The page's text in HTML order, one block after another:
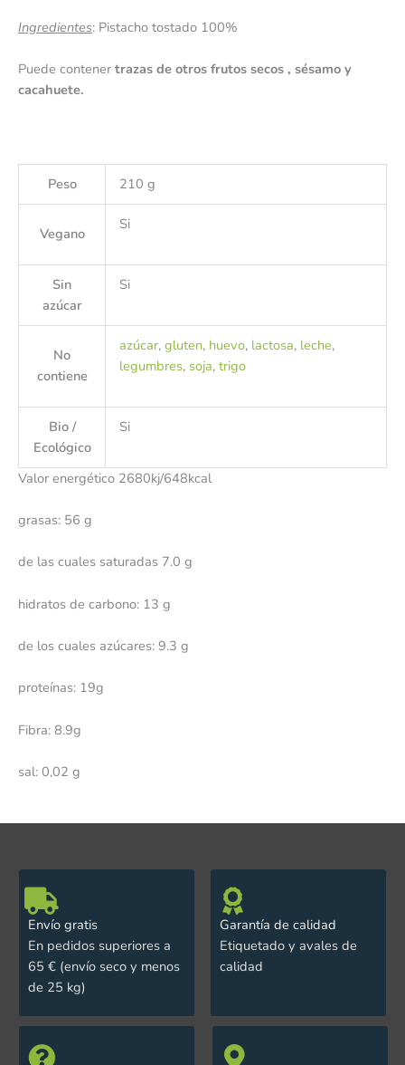
Ingredientes: Pistacho tostado 100%
Puede contener trazas de otros frutos secos , sésamo y
cacahuete.
Peso 210 g
Vegano
Si
Sin
azúcar
Si
No
contiene
azúcar, gluten, huevo, lactosa, leche,
legumbres, soja, trigo
Bio /
Ecológico
Si
Valor energético 2680kj/648kcal
grasas: 56 g
de las cuales saturadas 7.0 g
hidratos de carbono: 13 g
de los cuales azúcares: 9.3 g
proteínas: 19g
Fibra: 8.9g
sal: 0,02 g
Envío gratis
En pedidos superiores a
65 € (envío seco y menos
de 25 kg)
Garantía de calidad
Etiquetado y avales de
calidad